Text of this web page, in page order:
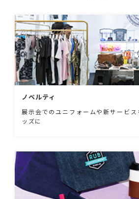
ノベルティ
展示会でのユニフォームや新サービ
ッズに